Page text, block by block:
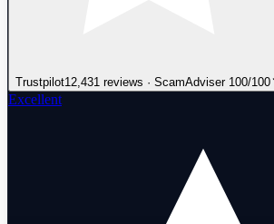
Trustpilot12,431 reviews · ScamAdviser 100/100
Excellent